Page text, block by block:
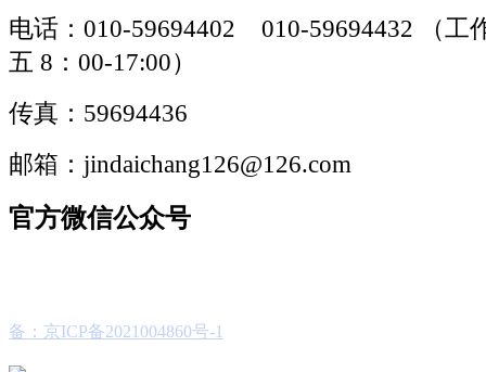
电话：010-59694402 010-59694432 （工
五 8：00-17:00）
传真：59694436
邮箱：jindaichang126@126.com
官方微信公众号
备：京ICP备2021004860号-1